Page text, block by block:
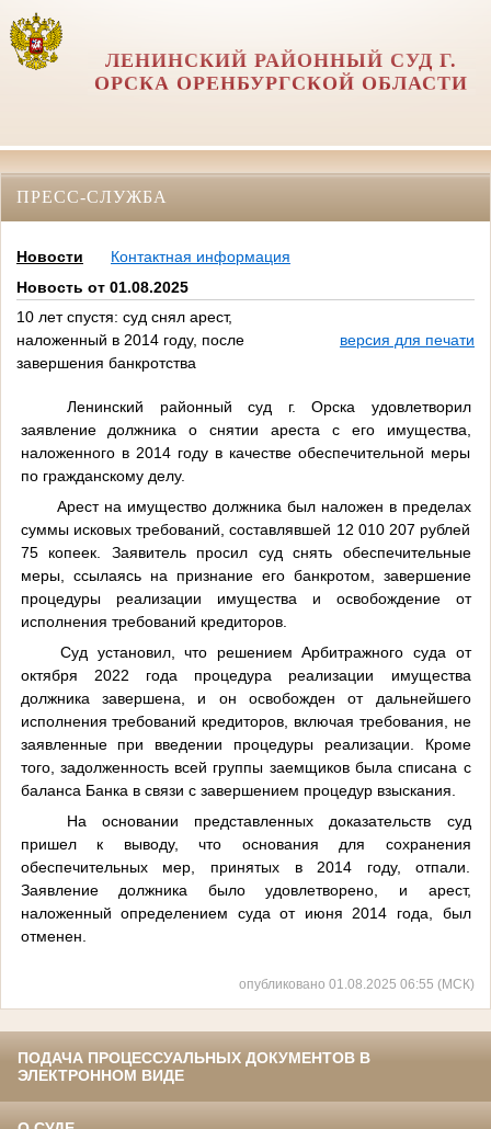
ЛЕНИНСКИЙ РАЙОННЫЙ СУД Г.
ОРСКА ОРЕНБУРГСКОЙ ОБЛАСТИ
ПРЕСС-СЛУЖБА
Новости
Контактная информация
Новость от 01.08.2025
10 лет спустя: суд снял арест,
наложенный в 2014 году, после
завершения банкротства
версия для печати
Ленинский районный суд г. Орска удовлетворил
заявление должника о снятии ареста с его имущества,
наложенного в 2014 году в качестве обеспечительной меры
по гражданскому делу.
Арест на имущество должника был наложен в пределах
суммы исковых требований, составлявшей 12 010 207 рублей
75 копеек. Заявитель просил суд снять обеспечительные
меры, ссылаясь на признание его банкротом, завершение
процедуры реализации имущества и освобождение от
исполнения требований кредиторов.
Суд установил, что решением Арбитражного суда от
октября 2022 года процедура реализации имущества
должника завершена, и он освобожден от дальнейшего
исполнения требований кредиторов, включая требования, не
заявленные при введении процедуры реализации. Кроме
того, задолженность всей группы заемщиков была списана с
баланса Банка в связи с завершением процедур взыскания.
На основании представленных доказательств суд
пришел к выводу, что основания для сохранения
обеспечительных мер, принятых в 2014 году, отпали.
Заявление должника было удовлетворено, и арест,
наложенный определением суда от июня 2014 года, был
отменен.
опубликовано 01.08.2025 06:55 (МСК)
ПОДАЧА ПРОЦЕССУАЛЬНЫХ ДОКУМЕНТОВ В
ЭЛЕКТРОННОМ ВИДЕ